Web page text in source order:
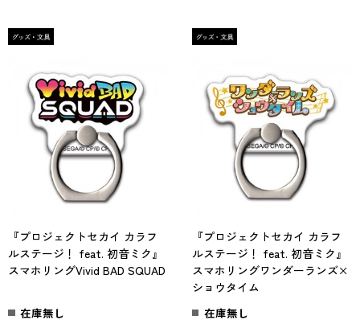
『プロジェクトセカイ カラフ
ルステージ！ feat. 初音ミク』
スマホリングVivid BAD SQUAD
在庫無し
『プロジェクトセカイ カラフ
ルステージ！ feat. 初音ミク』
スマホリングワンダーランズ×
ショウタイム
在庫無し